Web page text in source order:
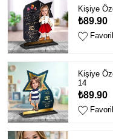
Kişiye
₺89.90
Kişiye
14
₺89.90